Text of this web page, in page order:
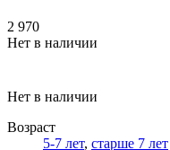
2 970
Нет в наличии
Нет в наличии
Возраст
5-7 лет, старше 7 лет